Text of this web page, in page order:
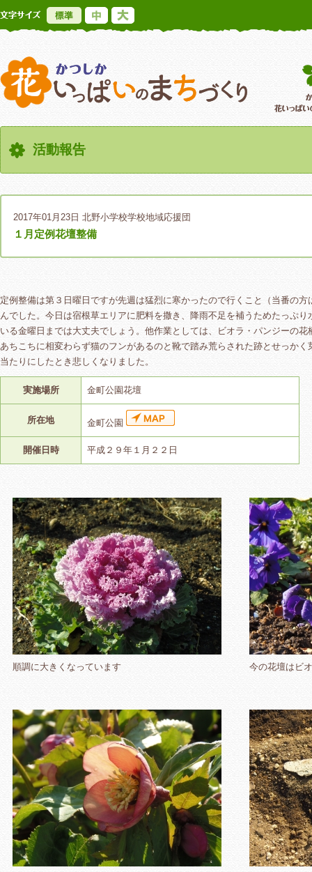
標準
かつしか花い
活動報告
2017年01月23日 北野小学校学校地域応援団
１月定例花壇整備
定例整備は第３日曜日ですが先週は猛烈に寒かったので行くこと（当番の
んでした。今日は宿根草エリアに肥料を撒き、降雨不足を補うためたっぷ
いる金曜日までは大丈夫でしょう。他作業としては、ビオラ・パンジーの
あちこちに相変わらず猫のフンがあるのと靴で踏み荒らされた跡とせっか
当たりにしたとき悲しくなりました。
実施場所 金町公園花壇
所在地 金町公園
開催日時 平成２９年１月２２日
順調に大きくなっています 今の花壇はビ